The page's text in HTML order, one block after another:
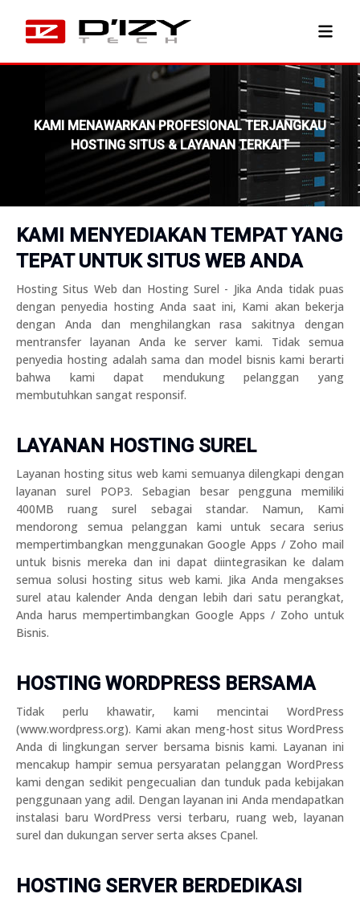
KAMI MENAWARKAN PROFESIONAL TERJANGKAU
HOSTING SITUS & LAYANAN TERKAIT
KAMI MENYEDIAKAN TEMPAT YANG
TEPAT UNTUK SITUS WEB ANDA
Hosting Situs Web dan Hosting Surel - Jika Anda tidak puas
dengan penyedia hosting Anda saat ini, Kami akan bekerja
dengan Anda dan menghilangkan rasa sakitnya dengan
mentransfer layanan Anda ke server kami. Tidak semua
penyedia hosting adalah sama dan model bisnis kami berarti
bahwa kami dapat mendukung pelanggan yang
membutuhkan sangat responsif.
LAYANAN HOSTING SUREL
Layanan hosting situs web kami semuanya dilengkapi dengan
layanan surel POP3. Sebagian besar pengguna memiliki
400MB ruang surel sebagai standar. Namun, Kami
mendorong semua pelanggan kami untuk secara serius
mempertimbangkan menggunakan Google Apps / Zoho mail
untuk bisnis mereka dan ini dapat diintegrasikan ke dalam
semua solusi hosting situs web kami. Jika Anda mengakses
surel atau kalender Anda dengan lebih dari satu perangkat,
Anda harus mempertimbangkan Google Apps / Zoho untuk
Bisnis.
HOSTING WORDPRESS BERSAMA
Tidak perlu khawatir, kami mencintai WordPress
(www.wordpress.org). Kami akan meng-host situs WordPress
Anda di lingkungan server bersama bisnis kami. Layanan ini
mencakup hampir semua persyaratan pelanggan WordPress
kami dengan sedikit pengecualian dan tunduk pada kebijakan
penggunaan yang adil. Dengan layanan ini Anda mendapatkan
instalasi baru WordPress versi terbaru, ruang web, layanan
surel dan dukungan server serta akses Cpanel.
HOSTING SERVER BERDEDIKASI